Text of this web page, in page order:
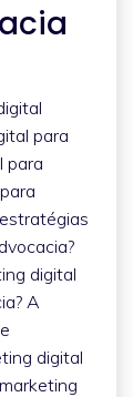
para
para
digital
A
digital